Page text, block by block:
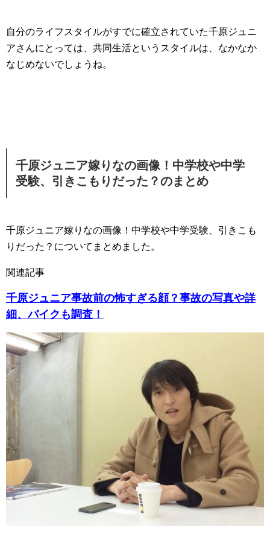
自分のライフスタイルがすでに確立されていた千原ジュニ
アさんにとっては、共同生活というスタイルは、なかなか
なじめないでしょうね。
千原ジュニア嫁りなの画像！中学校や中学
受験、引きこもりだった？のまとめ
千原ジュニア嫁りなの画像！中学校や中学受験、引きこも
りだった？についてまとめました。
関連記事
千原ジュニア事故前の怖すぎる顔？事故の写真や詳
細、バイクも調査！